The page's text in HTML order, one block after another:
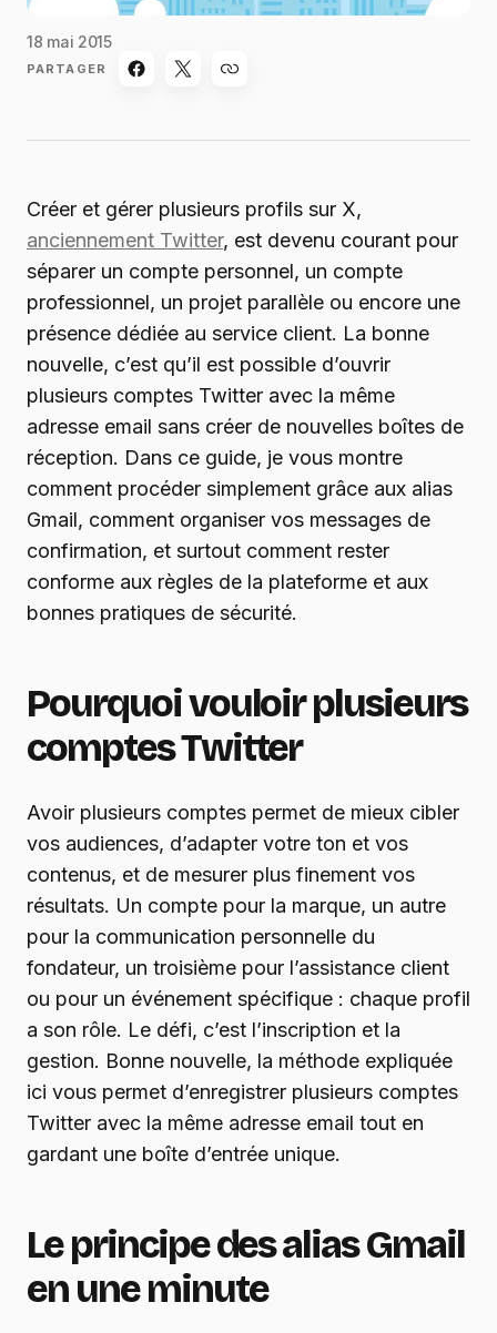
18 mai 2015
PARTAGER
Créer et gérer plusieurs profils sur X,
anciennement Twitter, est devenu courant pour
séparer un compte personnel, un compte
professionnel, un projet parallèle ou encore une
présence dédiée au service client. La bonne
nouvelle, c’est qu’il est possible d’ouvrir
plusieurs comptes Twitter avec la même
adresse email sans créer de nouvelles boîtes de
réception. Dans ce guide, je vous montre
comment procéder simplement grâce aux alias
Gmail, comment organiser vos messages de
confirmation, et surtout comment rester
conforme aux règles de la plateforme et aux
bonnes pratiques de sécurité.
Pourquoi vouloir plusieurs
comptes Twitter
Avoir plusieurs comptes permet de mieux cibler
vos audiences, d’adapter votre ton et vos
contenus, et de mesurer plus finement vos
résultats. Un compte pour la marque, un autre
pour la communication personnelle du
fondateur, un troisième pour l’assistance client
ou pour un événement spécifique : chaque profil
a son rôle. Le défi, c’est l’inscription et la
gestion. Bonne nouvelle, la méthode expliquée
ici vous permet d’enregistrer plusieurs comptes
Twitter avec la même adresse email tout en
gardant une boîte d’entrée unique.
Le principe des alias Gmail
en une minute